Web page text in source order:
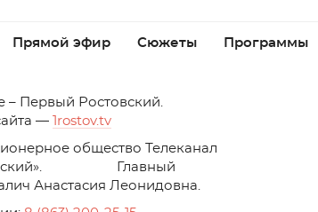
Прямой эфир Сюжеты Программы
– Первый Ростовский.
—
1rostov.tv
общество Телеканал
Главный
Анастасия Леонидовна.